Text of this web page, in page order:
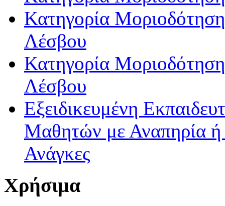
Κατηγορία
Λέσβου
Κατηγορία
Λέσβου
Εξειδικευμένη
Μαθητών με Αναπηρία ή /
Ανάγκες
Χρήσιμα